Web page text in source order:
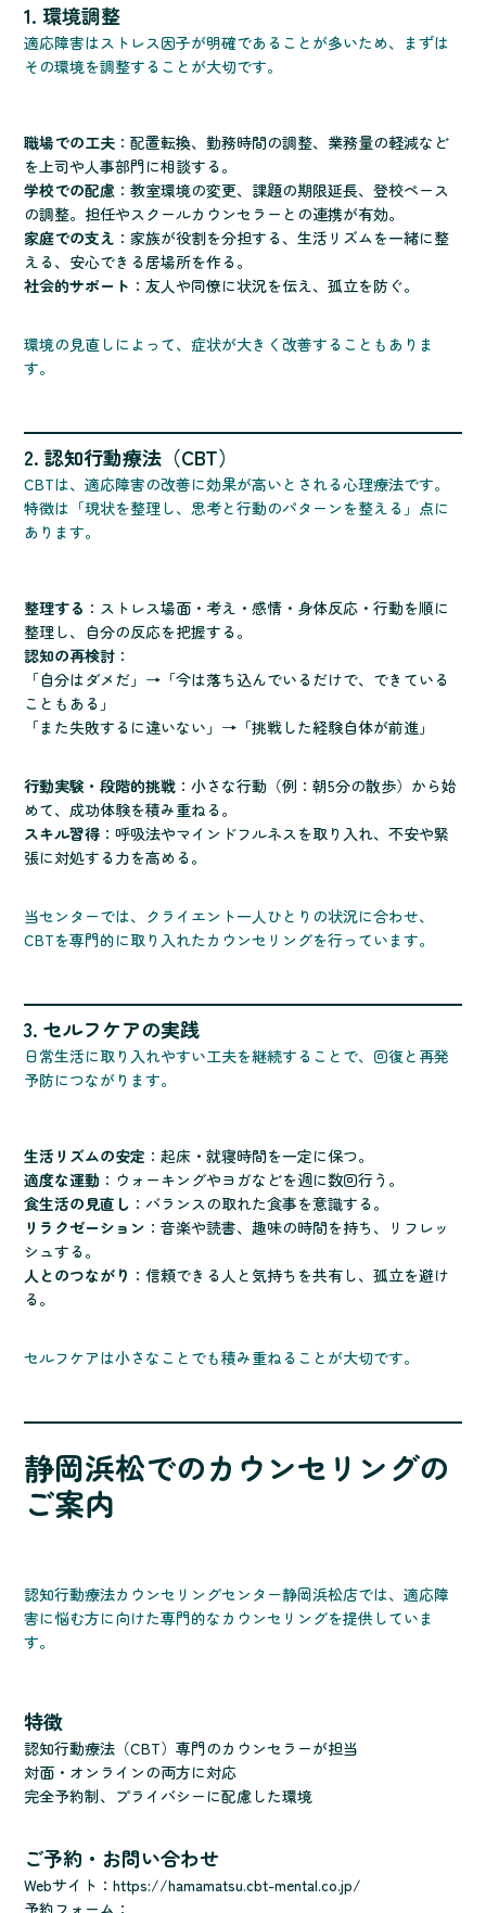
1. 環境調整
適応障害はストレス因子が明確であることが多いため、まずは
その環境を調整することが大切です。
職場での工夫 ：配置転換、勤務時間の調整、業務量の軽減など
を上司や人事部門に相談する。
学校での配慮 ：教室環境の変更、課題の期限延長、登校ペース
の調整。担任やスクールカウンセラーとの連携が有効。
家庭での支え ：家族が役割を分担する、生活リズムを一緒に整
える、安心できる居場所を作る。
社会的サポート ：友人や同僚に状況を伝え、孤立を防ぐ。
環境の見直しによって、症状が大きく改善することもありま
す。
2. 認知行動療法（CBT）
CBTは、適応障害の改善に効果が高いとされる心理療法です。
特徴は「現状を整理し、思考と行動のパターンを整える」点に
あります。
整理する ：ストレス場面・考え・感情・身体反応・行動を順に
整理し、自分の反応を把握する。
認知の再検討 ：
「自分はダメだ」→「今は落ち込んでいるだけで、できている
こともある」
「また失敗するに違いない」→「挑戦した経験自体が前進」
行動実験・段階的挑戦 ：小さな行動（例：朝5分の散歩）から始
めて、成功体験を積み重ねる。
スキル習得 ：呼吸法やマインドフルネスを取り入れ、不安や緊
張に対処する力を高める。
当センターでは、クライエント一人ひとりの状況に合わせ、
CBTを専門的に取り入れたカウンセリングを行っています。
3. セルフケアの実践
日常生活に取り入れやすい工夫を継続することで、回復と再発
予防につながります。
生活リズムの安定 ：起床・就寝時間を一定に保つ。
適度な運動 ：ウォーキングやヨガなどを週に数回行う。
食生活の見直し ：バランスの取れた食事を意識する。
リラクゼーション ：音楽や読書、趣味の時間を持ち、リフレッ
シュする。
人とのつながり ：信頼できる人と気持ちを共有し、孤立を避け
る。
セルフケアは小さなことでも積み重ねることが大切です。
静岡浜松でのカウンセリングの
ご案内
認知行動療法カウンセリングセンター静岡浜松店では、適応障
害に悩む方に向けた専門的なカウンセリングを提供していま
す。
特徴
認知行動療法（CBT）専門のカウンセラーが担当
対面・オンラインの両方に対応
完全予約制、プライバシーに配慮した環境
ご予約・お問い合わせ
Webサイト：https://hamamatsu.cbt-mental.co.jp/